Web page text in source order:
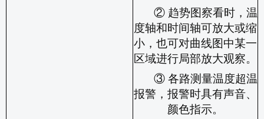
② 趋势图察看时，温
度轴和时间轴可放大或缩
小，也可对曲线图中某一
区域进行局部放大观察。
③ 各路测量温度超温
报警，报警时具有声音、
颜色指示。